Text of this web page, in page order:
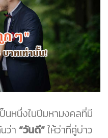
นหนึ่งในปีมหามงคลที่มี
ว่า “วันดี”ให้ว่าที่คู่บ่าว